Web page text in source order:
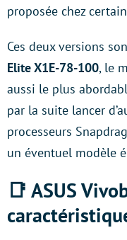
proposée chez
Ces deux versions
Elite X1E-78-100, le
aussi le plus
par la suite lancer
processeurs
un éventuel modèle
📑 ASUS